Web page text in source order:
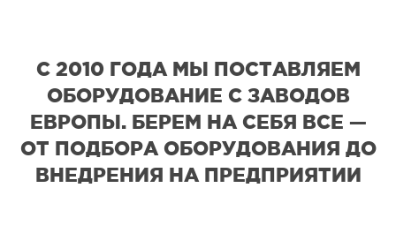
С 2010 ГОДА МЫ ПОСТАВЛЯЕМ
ОБОРУДОВАНИЕ С ЗАВОДОВ
ЕВРОПЫ. БЕРЕМ НА СЕБЯ ВСЕ —
ОТ ПОДБОРА ОБОРУДОВАНИЯ ДО
ВНЕДРЕНИЯ НА ПРЕДПРИЯТИИ